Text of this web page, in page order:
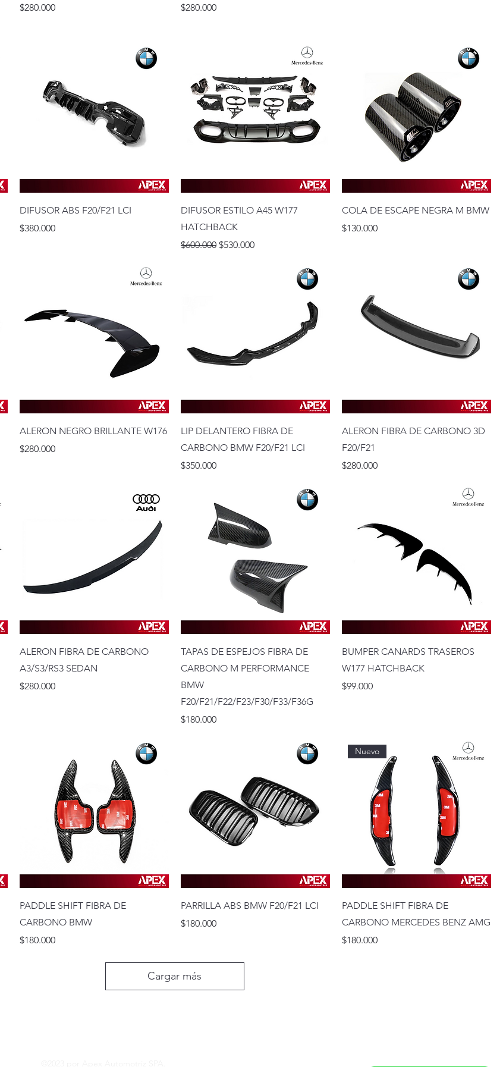
Precio
$280.000
Precio
$280.000
DIFUSOR ABS F20/F21 LCI
Precio
$380.000
DIFUSOR ESTILO A45 W177
HATCHBACK
Precio
$600.000 Precio de oferta
$530.000
COLA DE ESCAPE NEGRA M BMW
Precio
$130.000
ALERON NEGRO BRILLANTE W176
Precio
$280.000
LIP DELANTERO FIBRA DE
CARBONO BMW F20/F21 LCI
Precio
$350.000
ALERON FIBRA DE CARBONO 3D
F20/F21
Precio
$280.000
ALERON FIBRA DE CARBONO
A3/S3/RS3 SEDAN
Precio
$280.000
TAPAS DE ESPEJOS FIBRA DE
CARBONO M PERFORMANCE
BMW
F20/F21/F22/F23/F30/F33/F36G
Precio
$180.000
BUMPER CANARDS TRASEROS
W177 HATCHBACK
Precio
$99.000
PADDLE SHIFT FIBRA DE
CARBONO BMW
Precio
$180.000
PARRILLA ABS BMW F20/F21 LCI
Precio
$180.000
Nuevo
PADDLE SHIFT FIBRA DE
CARBONO MERCEDES BENZ AMG
Precio
$180.000
Cargar más